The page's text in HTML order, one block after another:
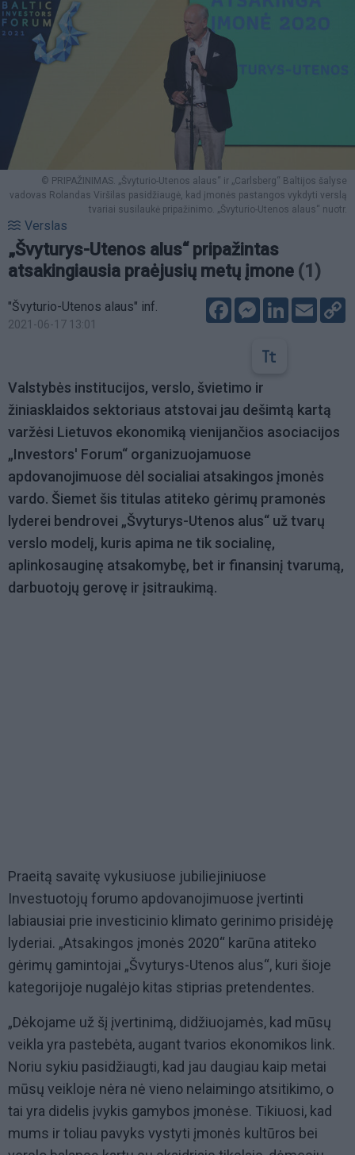
© PRIPAŽINIMAS. „Švyturio-Utenos alaus“ ir „Carlsberg“ Baltijos šalyse
vadovas Rolandas Viršilas pasidžiaugė, kad įmonės pastangos vykdyti verslą
tvariai susilaukė pripažinimo. „Švyturio-Utenos alaus“ nuotr.
Verslas
„Švyturys-Utenos alus“ pripažintas
atsakingiausia praėjusių metų įmone (1)
"Švyturio-Utenos alaus" inf.
2021-06-17 13:01
FacebookMessenger
LinkedIn
Email
Valstybės institucijos, verslo, švietimo ir
žiniasklaidos sektoriaus atstovai jau dešimtą kartą
varžėsi Lietuvos ekonomiką vienijančios asociacijos
„Investors' Forum“ organizuojamuose
apdovanojimuose dėl socialiai atsakingos įmonės
vardo. Šiemet šis titulas atiteko gėrimų pramonės
lyderei bendrovei „Švyturys-Utenos alus“ už tvarų
verslo modelį, kuris apima ne tik socialinę,
aplinkosauginę atsakomybę, bet ir finansinį tvarumą,
darbuotojų gerovę ir įsitraukimą.
Praeitą savaitę vykusiuose jubiliejiniuose
Investuotojų forumo apdovanojimuose įvertinti
labiausiai prie investicinio klimato gerinimo prisidėję
lyderiai. „Atsakingos įmonės 2020“ karūna atiteko
gėrimų gamintojai „Švyturys-Utenos alus“, kuri šioje
kategorijoje nugalėjo kitas stiprias pretendentes.
„Dėkojame už šį įvertinimą, didžiuojamės, kad mūsų
veikla yra pastebėta, augant tvarios ekonomikos link.
Noriu sykiu pasidžiaugti, kad jau daugiau kaip metai
mūsų veikloje nėra nė vieno nelaimingo atsitikimo, o
tai yra didelis įvykis gamybos įmonėse. Tikiuosi, kad
mums ir toliau pavyks vystyti įmonės kultūros bei